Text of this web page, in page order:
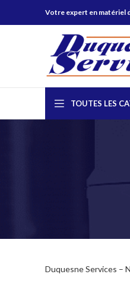
Votre expert en matériel
TOUTES LES
Duquesne Services –